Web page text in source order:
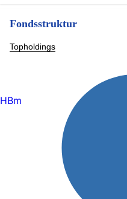
Fondsstruktur
Topholdings
HBm